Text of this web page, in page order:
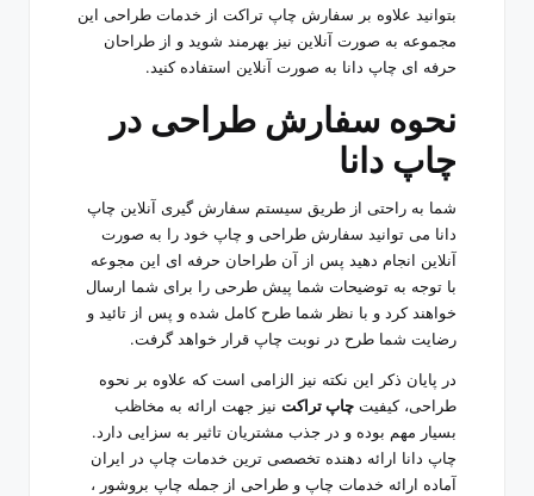
بتوانید علاوه بر سفارش چاپ تراکت از خدمات طراحی این
مجموعه به صورت آنلاین نیز بهرمند شوید و از طراحان
حرفه ای چاپ دانا به صورت آنلاین استفاده کنید.
نحوه سفارش طراحی در
چاپ دانا
شما به راحتی از طریق سیستم سفارش گیری آنلاین چاپ
دانا می توانید سفارش طراحی و چاپ خود را به صورت
آنلاین انجام دهید پس از آن طراحان حرفه ای این مجوعه
با توجه به توضیحات شما پیش طرحی را برای شما ارسال
خواهند کرد و با نظر شما طرح کامل شده و پس از تائید و
رضایت شما طرح در نوبت چاپ قرار خواهد گرفت.
در پایان ذکر این نکته نیز الزامی است که علاوه بر نحوه
طراحی، کیفیت چاپ تراکت نیز جهت ارائه به مخاظب
بسیار مهم بوده و در جذب مشتریان تاثیر به سزایی دارد.
چاپ دانا ارائه دهنده تخصصی ترین خدمات چاپ در ایران
آماده ارائه خدمات چاپ و طراحی از جمله چاپ بروشور ،